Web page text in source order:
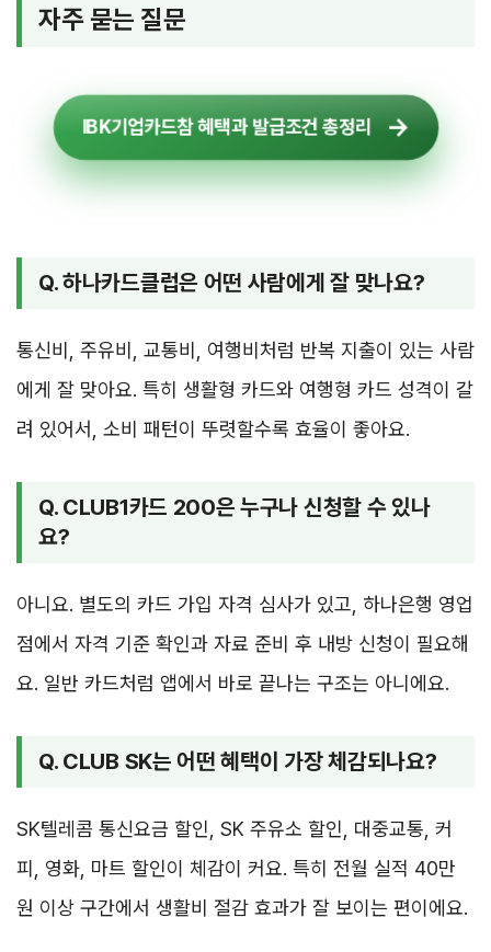
자주 묻는 질문
IBK기업카드참 혜택과 발급조건 총정리
Q. 하나카드클럽은 어떤 사람에게 잘 맞나요?
통신비, 주유비, 교통비, 여행비처럼 반복 지출이 있는 사람
에게 잘 맞아요. 특히 생활형 카드와 여행형 카드 성격이 갈
려 있어서, 소비 패턴이 뚜렷할수록 효율이 좋아요.
Q. CLUB1카드 200은 누구나 신청할 수 있나
요?
아니요. 별도의 카드 가입 자격 심사가 있고, 하나은행 영업
점에서 자격 기준 확인과 자료 준비 후 내방 신청이 필요해
요. 일반 카드처럼 앱에서 바로 끝나는 구조는 아니에요.
Q. CLUB SK는 어떤 혜택이 가장 체감되나요?
SK텔레콤 통신요금 할인, SK 주유소 할인, 대중교통, 커
피, 영화, 마트 할인이 체감이 커요. 특히 전월 실적 40만
원 이상 구간에서 생활비 절감 효과가 잘 보이는 편이에요.